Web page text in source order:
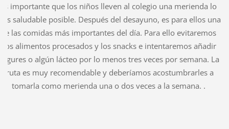
Es importante que los niños lleven al colegio una merienda lo
saludable posible. Después del desayuno, es para ellos una
de las comidas más importantes del día. Para ello evitaremos
los alimentos procesados y los snacks e intentaremos añadir
o algún lácteo por lo menos tres veces por semana. La
fruta es muy recomendable y deberíamos acostumbrarles a
tomarla como merienda una o dos veces a la semana. .